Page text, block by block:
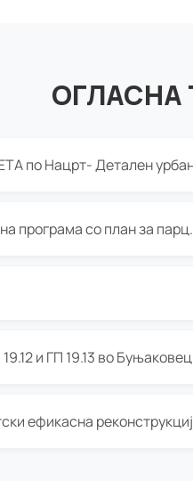
ОГЛАСНА
ОГЛАС за Јавно излагање на Проектна програма со план за
и ГП 19.13 во